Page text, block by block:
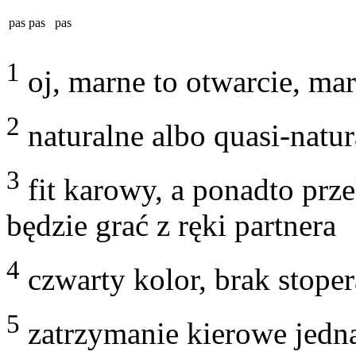
pas pas pas
1 oj, marne to otwarcie,
2 naturalne albo quasi-
3 fit karowy, a ponadto
będzie grać z ręki partnera
4 czwarty kolor, brak
5 zatrzymanie kierowe